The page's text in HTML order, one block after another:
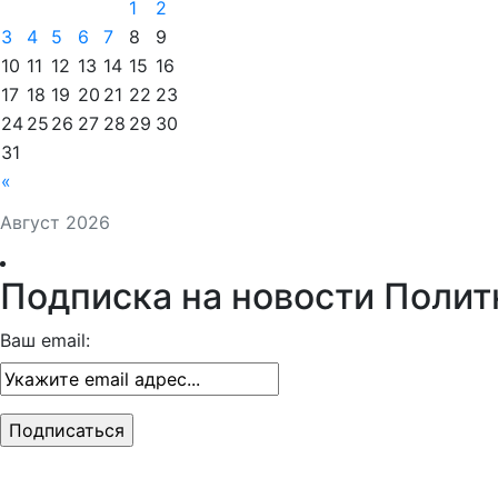
Август 2026
«
1
2
3
4 5 6 7 8
9
10 11 12 13 14 15 16
17 18 19 20 21 22 23
24 25 26 27 28 29 30
31
Подписка на новости
Ваш email: